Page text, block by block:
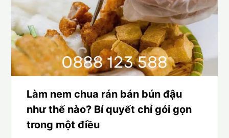
Làm nem chua rán bán bún đậu
như thế nào? Bí quyết chỉ gói gọn
trong một điều